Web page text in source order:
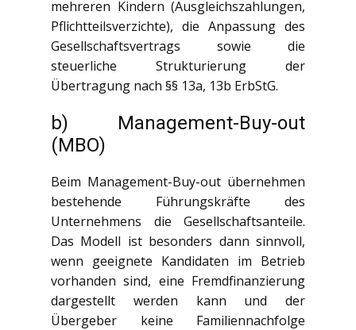
mehreren Kindern (Ausgleichszahlungen,
Pflichtteilsverzichte), die Anpassung des
Gesellschaftsvertrags sowie die
steuerliche Strukturierung der
Übertragung nach §§ 13a, 13b ErbStG.
b) Management-Buy-out
(MBO)
Beim Management-Buy-out übernehmen
bestehende Führungskräfte des
Unternehmens die Gesellschaftsanteile.
Das Modell ist besonders dann sinnvoll,
wenn geeignete Kandidaten im Betrieb
vorhanden sind, eine Fremdfinanzierung
dargestellt werden kann und der
Übergeber keine Familiennachfolge